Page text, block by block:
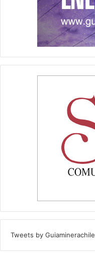
Tweets by Guiaminerachile